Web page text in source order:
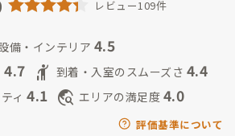
ビジネス化に着手し、2020年にコロナ
ｔｔｃｏ（ティティコ）を設立いたし
ｏ（ティティコ）ホームページhttps://
ttco
大和西大寺A邸に来てくださった
希望があれば「足と靴のいい関係をくつ
レビュー109件
備・インテリア 4.5
4.7 hail 到着・入室のスムーズさ 4.4
ィ 4.1 travel_explore エリアの満足度 4.0
評価基準について